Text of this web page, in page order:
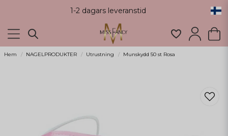
1-2 dagars leveranstid
Hem NAGELPRODUKTER Utrustning Munskydd 50 st Rosa